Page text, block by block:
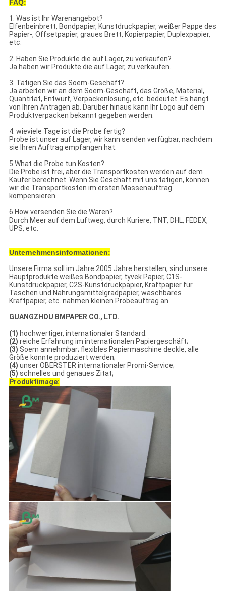
FAQ:
1. Was ist Ihr Warenangebot?
Elfenbeinbrett, Bondpapier, Kunstdruckpapier, weißer Pappe des
Papier-, Offsetpapier, graues Brett, Kopierpapier, Duplexpapier,
etc.
2. Haben Sie Produkte die auf Lager, zu verkaufen?
Ja haben wir Produkte die auf Lager, zu verkaufen.
3. Tätigen Sie das Soem-Geschäft?
Ja arbeiten wir an dem Soem-Geschäft, das Größe, Material,
Quantität, Entwurf, Verpackenlösung, etc. bedeutet. Es hängt
von Ihren Anträgen ab. Darüber hinaus kann Ihr Logo auf dem
Produktverpacken bekannt gegeben werden.
4. wieviele Tage ist die Probe fertig?
Probe ist unser auf Lager, wir kann senden verfügbar, nachdem
sie Ihren Auftrag empfangen hat.
5.What die Probe tun Kosten?
Die Probe ist frei, aber die Transportkosten werden auf dem
Käufer berechnet. Wenn Sie Geschäft mit uns tätigen, können
wir die Transportkosten im ersten Massenauftrag
kompensieren.
6.How versenden Sie die Waren?
Durch Meer auf dem Luftweg, durch Kuriere, TNT, DHL, FEDEX,
UPS, etc.
Unternehmensinformationen:
Unsere Firma soll im Jahre 2005 Jahre herstellen, sind unsere
Hauptprodukte weißes Bondpapier, tyvek Papier, C1S-
Kunstdruckpapier, C2S-Kunstdruckpapier, Kraftpapier für
Taschen und Nahrungsmittelgradpapier, waschbares
Kraftpapier, etc. nahmen kleinen Probeauftrag an.
GUANGZHOU BMPAPER CO., LTD.
(1) hochwertiger, internationaler Standard.
(2) reiche Erfahrung im internationalen Papiergeschäft;
(3) Soem annehmbar; flexibles Papiermaschine deckle, alle
Größe konnte produziert werden;
(4) unser OBERSTER internationaler Promi-Service;
(5) schnelles und genaues Zitat;
Produktimage: